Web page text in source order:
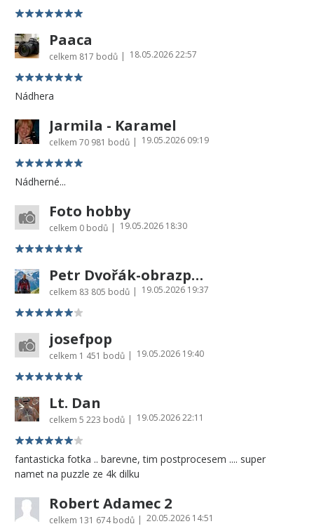
Paaca
celkem 817 bodů | 18.05.2026 22:57
Nádhera
Jarmila - Karamel
celkem 70 981 bodů | 19.05.2026 09:19
Nádherné...
Foto hobby
celkem 0 bodů | 19.05.2026 18:30
Petr Dvořák-obrazprovas.cz
celkem 83 805 bodů | 19.05.2026 19:37
josefpop
celkem 1 451 bodů | 19.05.2026 19:40
Lt. Dan
celkem 5 223 bodů | 19.05.2026 22:11
fantasticka fotka .. barevne, tim postprocesem .... super
namet na puzzle ze 4k dilku
Robert Adamec 2
celkem 131 674 bodů | 20.05.2026 14:51